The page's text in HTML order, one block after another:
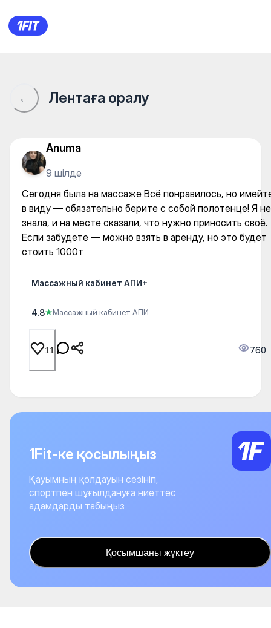
Массажный кабинет АПИ+
← Лентаға оралу
Anuma
9 шілде
Сегодня была на массаже Всё понравилось, но
в виду — обязательно берите с собой полотенце! Я не
знала, и на месте сказали, что нужно приносить своё.
Если забудете — можно взять в аренду, но это будет
стоить 1000т
Массажный кабинет АПИ+
4.8★Массажный кабинет АПИ
11 760
1Fit-ке қосылыңыз
Қауымның қолдауын сезініп,
спортпен шұғылдануға ниеттес
адамдарды табыңыз
Қосымшаны жүктеу